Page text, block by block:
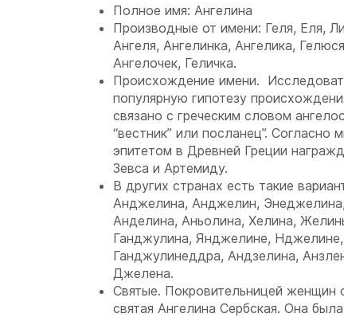
Полное имя: Ангелина
Производные от имени: Геля, Еля,
Ангеля, Ангелинка, Ангелика,
Ангелочек, Геличка.
Происхождение имени.
популярную гипотезу
связано с греческим словом
“вестник” или посланец”.
эпитетом в Древней Греции
Зевса и Артемиду.
В других странах есть такие
Анджелина, Анджелин,
Анделина, Аньолина, Хелина,
Ганджулина, Янджелине,
Ганджулинеддра, Андзелина,
Джелена.
Святые. Покровительницей женщин
святая Ангелина Сербская. Она